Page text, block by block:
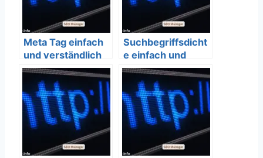
Meta Tag einfach
und verständlich
erklärt – SEO
Bedeutung
Suchbegriffsdicht
e einfach und
verständlich
erklärt – SEO
Bedeutung